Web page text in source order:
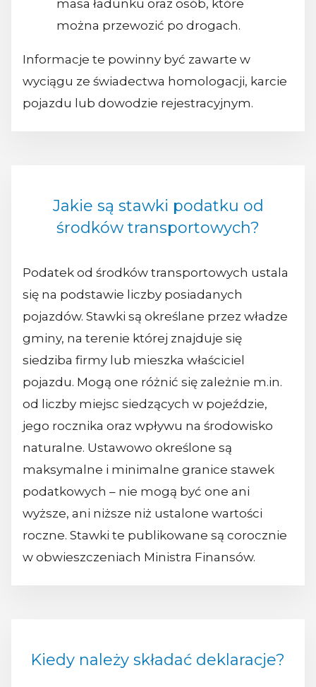
masa ładunku oraz osób, które
można przewozić po drogach.
Informacje te powinny być zawarte w
wyciągu ze świadectwa homologacji, karcie
pojazdu lub dowodzie rejestracyjnym.
Jakie są stawki podatku od
środków transportowych?
Podatek od środków transportowych ustala
się na podstawie liczby posiadanych
pojazdów. Stawki są określane przez władze
gminy, na terenie której znajduje się
siedziba firmy lub mieszka właściciel
pojazdu. Mogą one różnić się zależnie m.in.
od liczby miejsc siedzących w pojeździe,
jego rocznika oraz wpływu na środowisko
naturalne. Ustawowo określone są
maksymalne i minimalne granice stawek
podatkowych – nie mogą być one ani
wyższe, ani niższe niż ustalone wartości
roczne. Stawki te publikowane są corocznie
w obwieszczeniach Ministra Finansów.
Kiedy należy składać deklaracje?